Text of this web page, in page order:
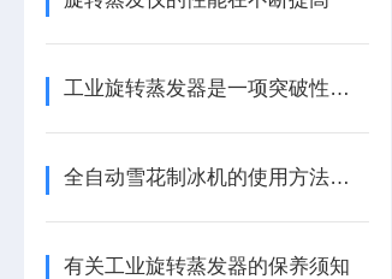
工业旋转蒸发器是一项突破性的创新
全自动雪花制冰机的使用方法及用途
有关工业旋转蒸发器的保养须知